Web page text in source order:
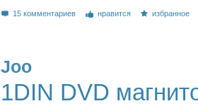
15 комментариев нравится избранное
Joo
1DIN DVD